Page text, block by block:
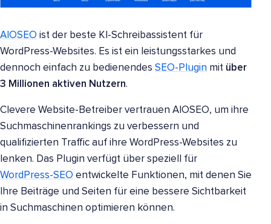
AIOSEO ist der beste KI-Schreibassistent für
WordPress-Websites. Es ist ein leistungsstarkes und
dennoch einfach zu bedienendes SEO-Plugin mit über
3 Millionen aktiven Nutzern.
Clevere Website-Betreiber vertrauen AIOSEO, um ihre
Suchmaschinenrankings zu verbessern und
qualifizierten Traffic auf ihre WordPress-Websites zu
lenken. Das Plugin verfügt über speziell für
WordPress-SEO entwickelte Funktionen, mit denen Sie
Ihre Beiträge und Seiten für eine bessere Sichtbarkeit
in Suchmaschinen optimieren können.